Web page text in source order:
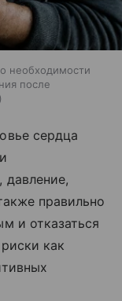
необходимости
после
сердца
давление,
правильно
и отказаться
как